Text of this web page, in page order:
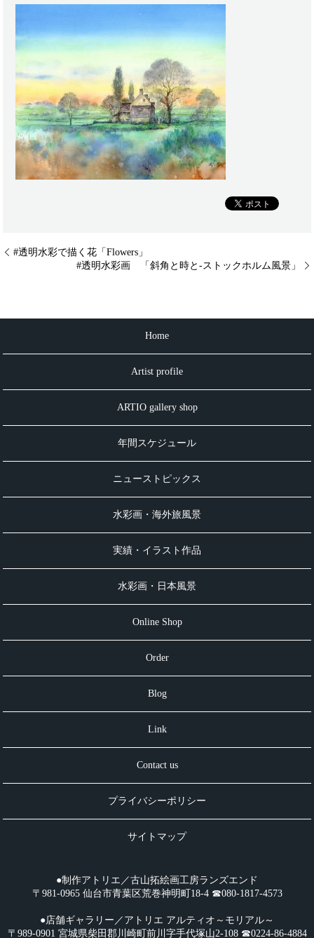
#透明水彩で描く花「Flowers」
#透明水彩画 「斜角と時と-ストックホルム風景」
Home
Artist profile
ARTIO gallery shop
年間スケジュール
ニューストピックス
水彩画・海外旅風景
実績・イラスト作品
水彩画・日本風景
Online Shop
Order
Blog
Link
Contact us
プライバシーポリシー
サイトマップ
●制作アトリエ／古山拓絵画工房ランズエンド
〒981-0965 仙台市青葉区荒巻神明町18-4 ☎︎080-1817-4573
●店舗ギャラリー／アトリエ アルティオ～モリアル～
〒989-0901 宮城県柴田郡川崎町前川字手代塚山2-108 ☎︎0224-86-4884